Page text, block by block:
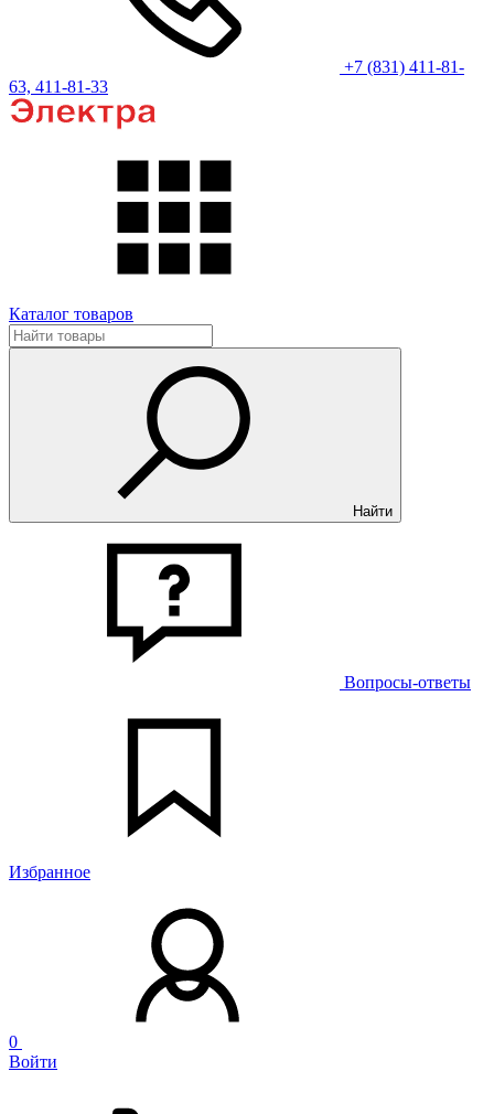
+7 (831) 411-81-
63, 411-81-33
Каталог товаров
Найти
Вопросы-ответы
Избранное
0
Войти